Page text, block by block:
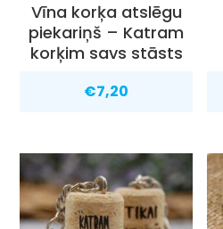
Vīna korķa atslēgu
piekariņš – Katram
korķim savs stāsts
€7,20